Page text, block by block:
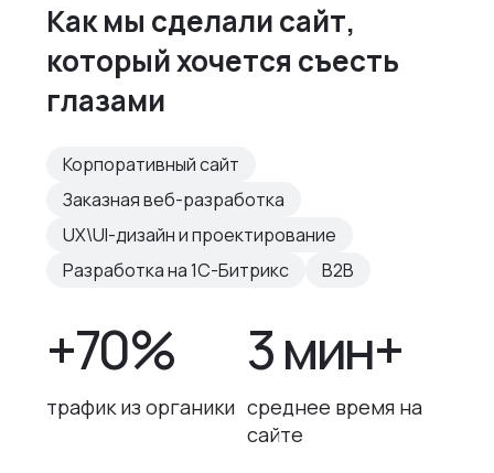
Как мы сделали сайт,
который хочется съесть
глазами
Корпоративный сайт
Заказная веб-разработка
UX\UI-дизайн и проектирование
Разработка на 1С-Битрикс
B2B
+70%
трафик из органики
3 мин+
среднее время на
сайте